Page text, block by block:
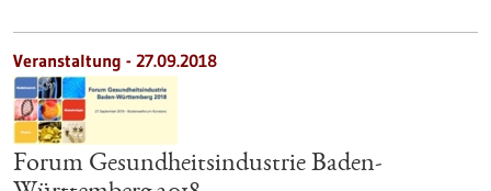
Veranstaltung - 27.09.2018
Forum Gesundheitsindustrie Baden-